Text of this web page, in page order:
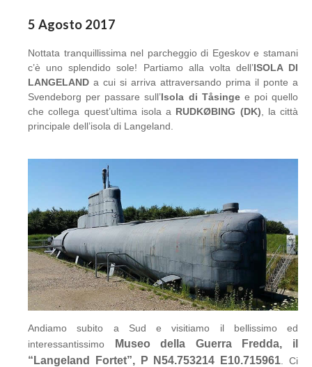
5 Agosto 2017
Nottata tranquillissima nel parcheggio di Egeskov e stamani
c’è uno splendido sole! Partiamo alla volta dell’ISOLA DI
LANGELAND a cui si arriva attraversando prima il ponte a
Svendeborg per passare sull’Isola di Tåsingee poi quello
che collega quest’ultima isola a RUDKØBING (DK) , la città
principale dell’isola di Langeland.
Andiamo subito a Sud e visitiamo il bellissimo ed
interessantissimo Museo della Guerra Fredda, il
“Langeland Fortet”, P N54.753214 E10.715961 . Ci